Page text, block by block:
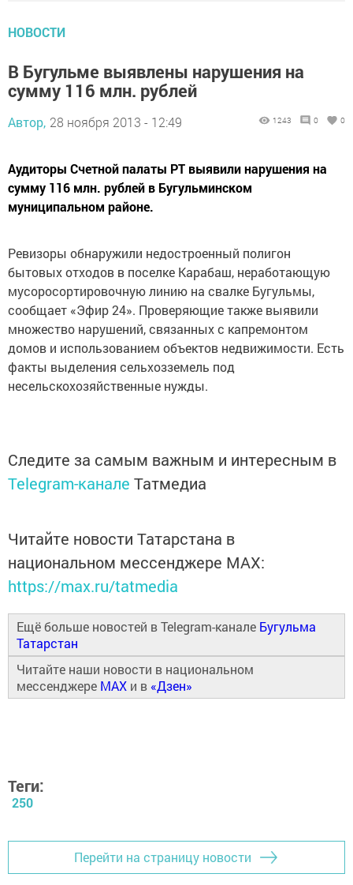
НОВОСТИ
В Бугульме выявлены нарушения на
сумму 116 млн. рублей
Автор, 28 ноября 2013 - 12:49 1243 0 0
Аудиторы Счетной палаты РТ выявили нарушения на
сумму 116 млн. рублей в Бугульминском
муниципальном районе.
Ревизоры обнаружили недостроенный полигон
бытовых отходов в поселке Карабаш, неработающую
мусоросортировочную линию на свалке Бугульмы,
сообщает «Эфир 24». Проверяющие также выявили
множество нарушений, связанных с капремонтом
домов и использованием объектов недвижимости. Есть
факты выделения сельхозземель под
несельскохозяйственные нужды.
Следите за самым важным и интересным в
Telegram-канале Татмедиа
Читайте новости Татарстана в
национальном мессенджере MАХ:
https://max.ru/tatmedia
Ещё больше новостей в Telegram-канале Бугульма
Татарстан
Читайте наши новости в национальном
мессенджере MAX и в «Дзен»
Теги:
250
Перейти на страницу новости